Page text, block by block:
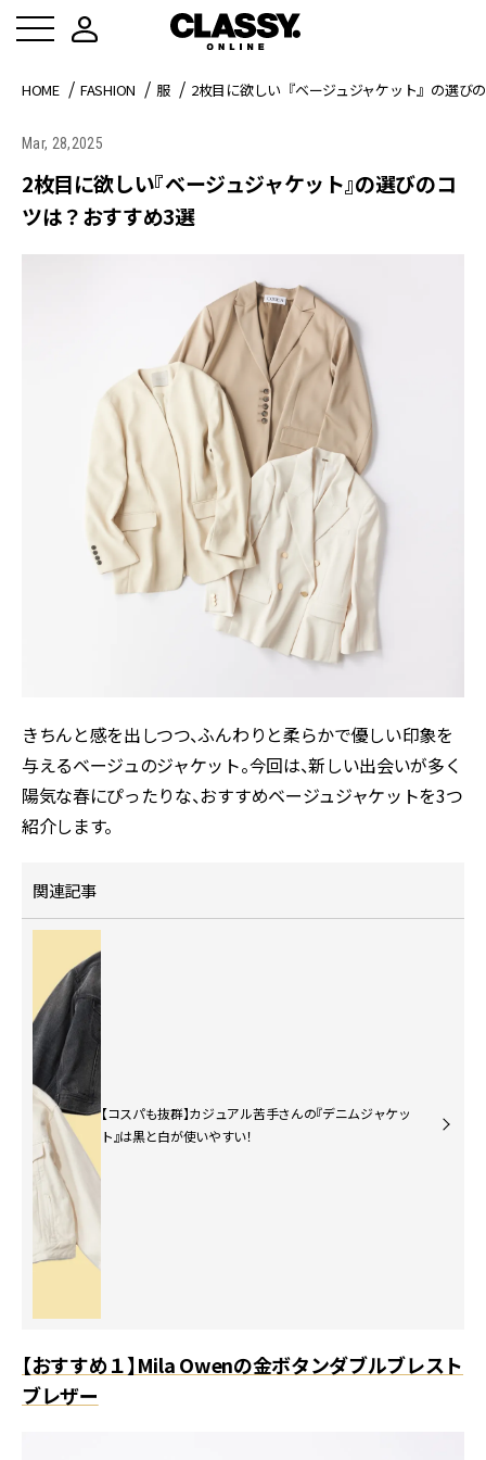
HOME FASHION 服 2枚目に欲しい『ベージュジャケット』の選び
Mar, 28,2025
2枚目に欲しい『ベージュジャケット』の選びのコ
ツは？おすすめ3選
きちんと感を出しつつ、ふんわりと柔らかで優しい印象を
与えるベージュのジャケット。今回は、新しい出会いが多く
陽気な春にぴったりな、おすすめベージュジャケットを3つ
紹介します。
関連記事
【コスパも抜群】カジュアル苦手さんの『デニムジャケッ
ト』は黒と白が使いやすい！
【おすすめ１】Mila Owenの金ボタンダブルブレスト
ブレザー